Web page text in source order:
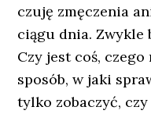
czuję zmęczenia
ciągu dnia. Zwykle
Czy jest coś,
sposób, w jaki
tylko zobaczyć,